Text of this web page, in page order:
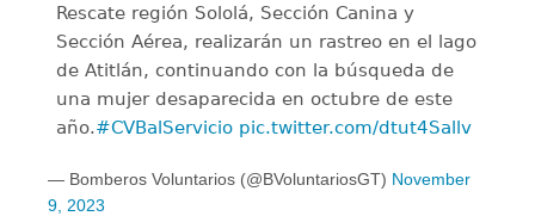
Rescate región Sololá, Sección Canina y
Sección Aérea, realizarán un rastreo en el lago
de Atitlán, continuando con la búsqueda de
una mujer desaparecida en octubre de este
año.#CVBalServicio pic.twitter.com/dtut4Sallv
— Bomberos Voluntarios (@BVoluntariosGT) November
9, 2023